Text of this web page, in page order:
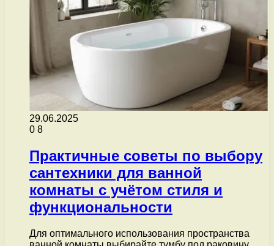
29.06.2025
0 8
Практичные советы по выбору
сантехники для ванной
комнаты с учётом стиля и
функциональности
Для оптимального использования пространства